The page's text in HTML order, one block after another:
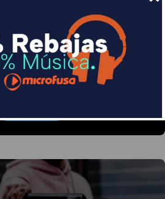
compras con Sequra
o hasta en 18 meses por una
cuota al mes con Sequra